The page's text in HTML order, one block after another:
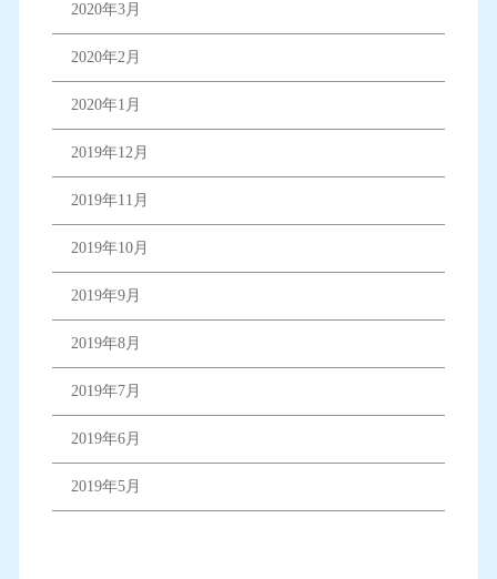
2020年3月
2020年2月
2020年1月
2019年12月
2019年11月
2019年10月
2019年9月
2019年8月
2019年7月
2019年6月
2019年5月